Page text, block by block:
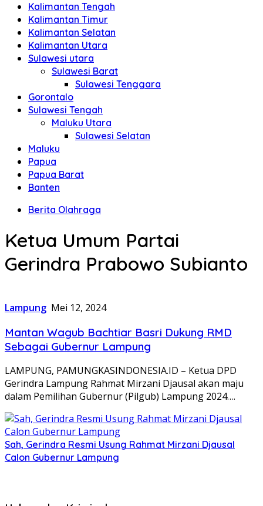
Kalimantan Tengah
Kalimantan Timur
Kalimantan Selatan
Kalimantan Utara
Sulawesi utara
Sulawesi Barat
Sulawesi Tenggara
Gorontalo
Sulawesi Tengah
Maluku Utara
Sulawesi Selatan
Maluku
Papua
Papua Barat
Banten
Berita Olahraga
Ketua Umum Partai
Gerindra Prabowo Subianto
Lampung Mei 12, 2024
Mantan Wagub Bachtiar Basri Dukung RMD
Sebagai Gubernur Lampung
LAMPUNG, PAMUNGKASINDONESIA.ID – Ketua DPD
Gerindra Lampung Rahmat Mirzani Djausal akan maju
dalam Pemilihan Gubernur (Pilgub) Lampung 2024….
Sah, Gerindra Resmi Usung Rahmat Mirzani Djausal
Calon Gubernur Lampung